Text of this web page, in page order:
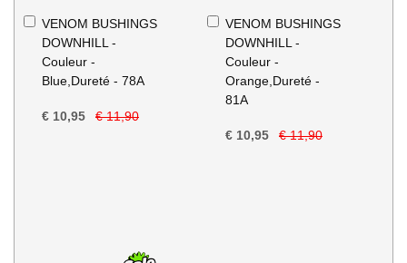
VENOM BUSHINGS
DOWNHILL -
Couleur -
Blue,Dureté - 78A
€ 10,95 € 11,90
In
Winkelwagen
VENOM BUSHINGS
DOWNHILL -
Couleur -
Orange,Dureté -
81A
€ 10,95 € 11,90
In
Winkelwagen